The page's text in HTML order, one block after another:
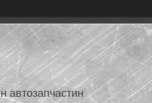
автозапчастин